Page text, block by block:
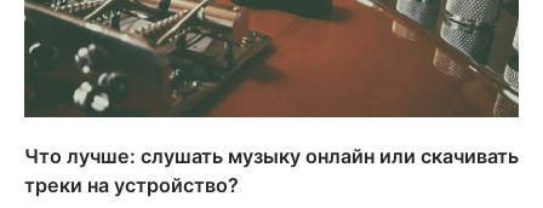
Что лучше: слушать музыку онлайн или скачивать
треки на устройство?